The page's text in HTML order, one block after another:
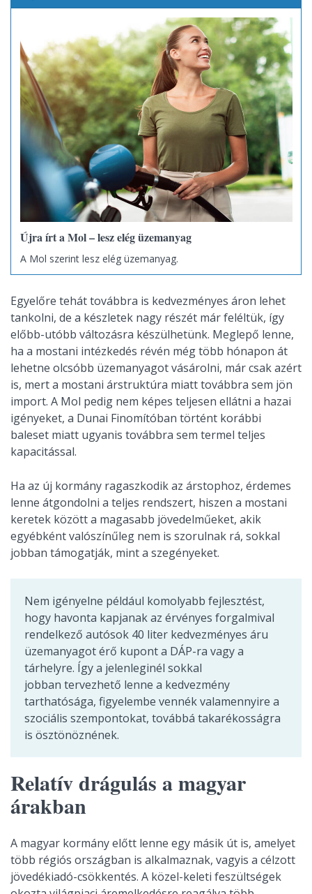
Újra írt a Mol – lesz elég üzemanyag
A Mol szerint lesz elég üzemanyag.
Egyelőre tehát továbbra is kedvezményes áron lehet
tankolni, de a készletek nagy részét már feléltük, így
előbb-utóbb változásra készülhetünk. Meglepő lenne,
ha a mostani intézkedés révén még több hónapon át
lehetne olcsóbb üzemanyagot vásárolni, már csak azért
is, mert a mostani árstruktúra miatt továbbra sem jön
import. A Mol pedig nem képes teljesen ellátni a hazai
igényeket, a Dunai Finomítóban történt korábbi
baleset miatt ugyanis továbbra sem termel teljes
kapacitással.
Ha az új kormány ragaszkodik az árstophoz, érdemes
lenne átgondolni a teljes rendszert, hiszen a mostani
keretek között a magasabb jövedelműeket, akik
egyébként valószínűleg nem is szorulnak rá, sokkal
jobban támogatják, mint a szegényeket.
Nem igényelne például komolyabb fejlesztést,
hogy havonta kapjanak az érvényes forgalmival
rendelkező autósok 40 liter kedvezményes áru
üzemanyagot érő kupont a DÁP-ra vagy a
tárhelyre. Így a jelenleginél sokkal
jobban tervezhető lenne a kedvezmény
tarthatósága, figyelembe vennék valamennyire a
szociális szempontokat, továbbá takarékosságra
is ösztönöznének.
Relatív drágulás a magyar
árakban
A magyar kormány előtt lenne egy másik út is, amelyet
több régiós országban is alkalmaznak, vagyis a célzott
jövedékiadó-csökkentés. A közel-keleti feszültségek